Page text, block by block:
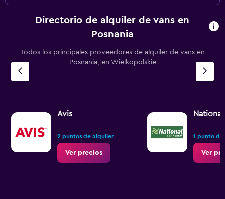
Directorio de alquiler de vans en
Posnania
Todos los principales proveedores de alquiler de vans en
Posnania, en Wielkopolskie
Avis
2 puntos de alquiler
Ver precios
National
1 punto
Ver